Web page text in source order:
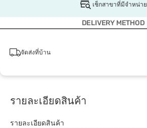
เช็กสาขาที่มีจำหน่าย
DELIVERY METHOD
จัดส่งที่บ้าน
รายละเอียดสินค้า
รายละเอียดสินค้า